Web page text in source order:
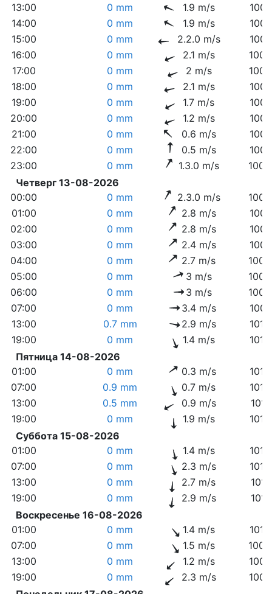
13:00
0 mm 1.9 m/s
14:00
0 mm 1.9 m/s
15:00
0 mm 2.2.0 m/s
16:00
0 mm 2.1 m/s
17:00
0 mm 2 m/s
18:00
0 mm 2.1 m/s
19:00
0 mm 1.7 m/s
20:00
0 mm 1.2 m/s
21:00
0 mm 0.6 m/s
22:00
0 mm 0.5 m/s
23:00
0 mm 1.3.0 m/s
Четверг 13-08-2026
00:00
0 mm 2.3.0 m/s
01:00
0 mm 2.8 m/s
02:00
0 mm 2.8 m/s
03:00
0 mm 2.4 m/s
04:00
0 mm 2.7 m/s
05:00
0 mm 3 m/s
06:00
0 mm 3 m/s
07:00
0 mm 3.4 m/s
13:00
0.7 mm 2.9 m/s
19:00
0 mm 1.4 m/s
Пятница 14-08-2026
01:00
0 mm 0.3 m/s
07:00
0.9 mm 0.7 m/s
13:00
0.5 mm 0.9 m/s
19:00
0 mm 1.9 m/s
Суббота 15-08-2026
01:00
0 mm 1.4 m/s
07:00
0 mm 2.3 m/s
13:00
0 mm 2.7 m/s
19:00
0 mm 2.9 m/s
Воскресенье 16-08-2026
01:00
0 mm 1.4 m/s
07:00
0 mm 1.5 m/s
13:00
0 mm 1.2 m/s
19:00
0 mm 2.3 m/s